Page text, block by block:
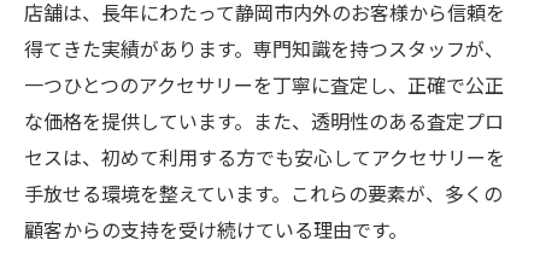
アクセサリー買取で知っておきたい満足度
向上策
満足度の高い買取体験をするために
店舗は、長年にわたって静岡市内外のお客様から信頼を
得てきた実績があります。専門知識を持つスタッフが、
一つひとつのアクセサリーを丁寧に査定し、正確で公正
な価格を提供しています。また、透明性のある査定プロ
セスは、初めて利用する方でも安心してアクセサリーを
手放せる環境を整えています。これらの要素が、多くの
顧客からの支持を受け続けている理由です。